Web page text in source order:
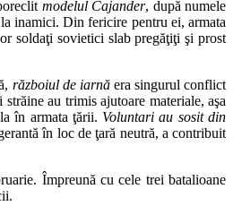
modelul Cajander, după numele
inamici. Din fericire pentru ei, armata
soldaţi sovietici slab pregăţiţi şi prost
războiul de iarnăera singurul conflict
au trimis ajutoare materiale, aşa
în armata ţării. Voluntari au sosit din
în loc de ţară neutră, a contribuit
Împreună cu cele trei batalioane